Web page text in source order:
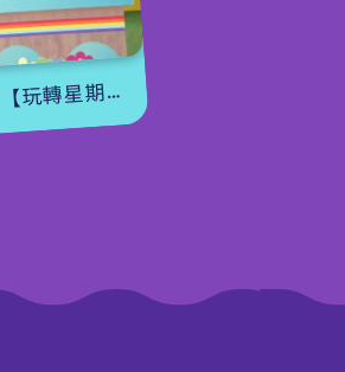
】眼力大挑戰